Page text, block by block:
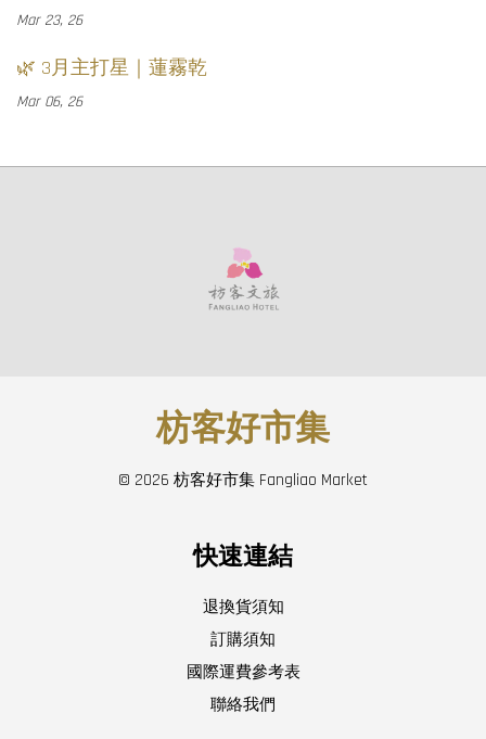
Mar 23, 26
🌿 3月主打星｜蓮霧乾
Mar 06, 26
枋客好市集
© 2026 枋客好市集 Fangliao Market
快速連結
退換貨須知
訂購須知
國際運費參考表
聯絡我們